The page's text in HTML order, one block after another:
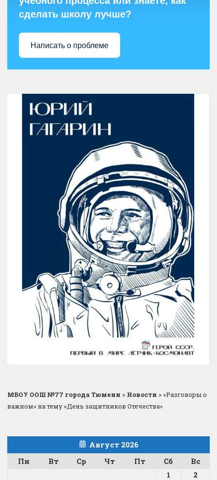
сделать школу лучше?
Написать о проблеме
МБОУ ООШ №77 города Тюмени > Новости >«Разговоры о
важном» на тему «День защитников Отечества»
Август 2026
Пн
Вт Ср Чт Пт Сб
Вс
1
2